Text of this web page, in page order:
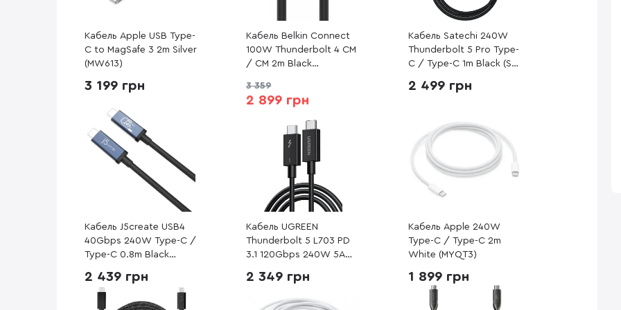
Кабель Apple USB Type-
C to MagSafe 3 2m Silver
(MW613)
3 199 грн
Кабель Belkin Connect
100W Thunderbolt 4 CM
/ CM 2m Black
3 359
2 899 грн
Кабель Satechi 240W
Thunderbolt 5 Pro Type-
C / Type-C 1m Black (ST-
2 499 грн
Кабель J5create USB4
40Gbps 240W Type-C /
Type-C 0.8m Black
2 439 грн
Кабель UGREEN
Thunderbolt 5 L703 PD
3.1 120Gbps 240W 5A
Black (45996)
2 349 грн
Кабель Apple 240W
Type-C / Type-C 2m
White (MYQT3)
1 899 грн